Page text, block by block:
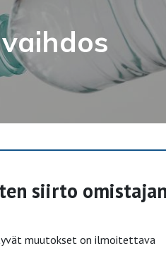
siirto omistajan
muutokset on ilmoitettava